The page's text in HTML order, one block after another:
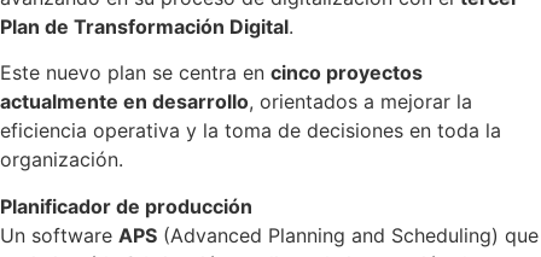
Plan de Transformación Digital.
Este nuevo plan se centra en cinco proyectos
actualmente en desarrollo, orientados a mejorar la
eficiencia operativa y la toma de decisiones en toda la
organización.
Planificador de producción
Un software APS (Advanced Planning and Scheduling) que